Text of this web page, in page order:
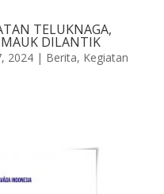
e
gr
a
ar
e
TELUKNAGA,
DILANTIK
2024| Berita, Kegiatan